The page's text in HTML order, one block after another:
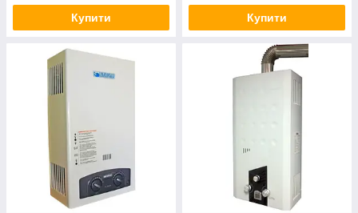
Купити Купити